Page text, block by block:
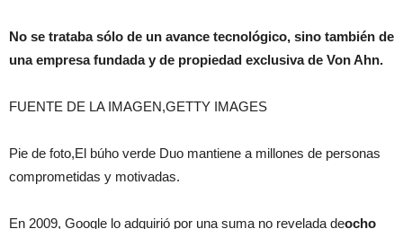
No se trataba sólo de un avance tecnológico, sino también de
una empresa fundada y de propiedad exclusiva de Von Ahn.
FUENTE DE LA IMAGEN,GETTY IMAGES
Pie de foto,El búho verde Duo mantiene a millones de personas
comprometidas y motivadas.
En 2009, Google lo adquirió por una suma no revelada deocho